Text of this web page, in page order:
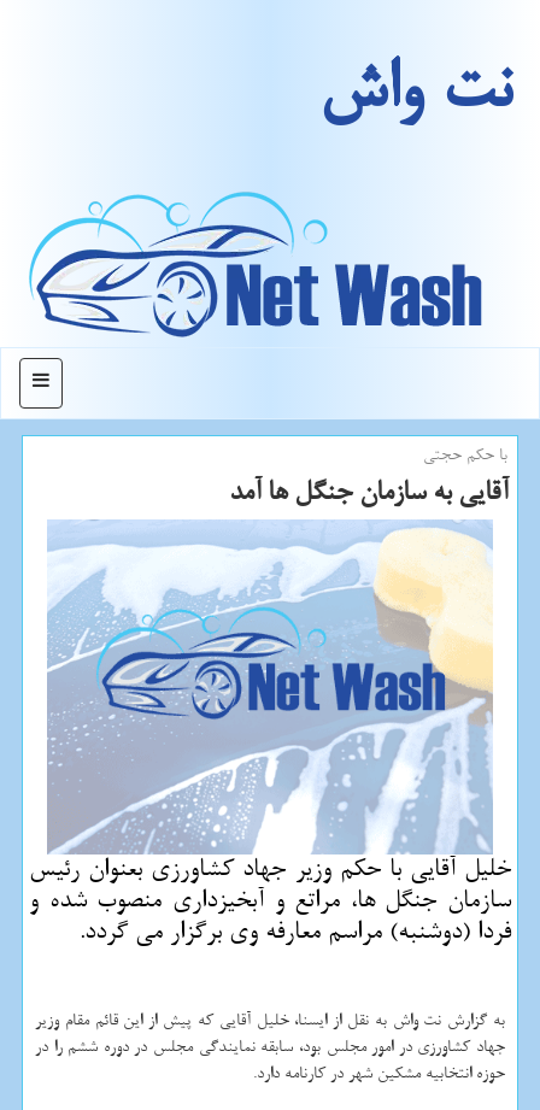
نت واش
منو
با حكم حجتی
آقایی به سازمان جنگل ها آمد
خلیل آقایی با حكم وزیر جهاد كشاورزی بعنوان رئیس
سازمان جنگل ها، مراتع و آبخیزداری منصوب شده و
فردا (دوشنبه) مراسم معارفه وی برگزار می گردد.
به گزارش نت واش به نقل از ایسنا، خلیل آقایی كه پیش از این قائم مقام وزیر
جهاد كشاورزی در امور مجلس بود، سابقه نمایندگی مجلس در دوره ششم را در
حوزه انتخابیه مشكین شهر در كارنامه دارد.